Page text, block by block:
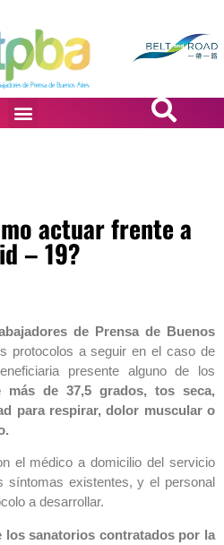
actuar frente a
– 19?
de Prensa de Buenos
protocolos a seguir en el caso de
presente alguno de los
más de 37,5 grados, tos seca,
para respirar, dolor muscular o
el médico a domicilio del servicio
síntomas existentes, y el personal
a desarrollar.
los sanatorios contratados por la